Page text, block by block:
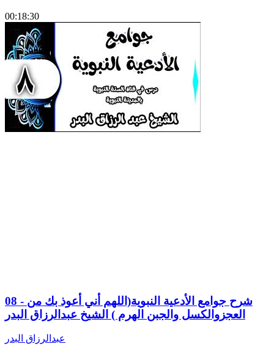
00:18:30
08 - شرح جوامع الأدعية النبوية(اللهم أني أعوذ بك من
العجزوالكسل والجبن الهرم ) الشيخ عبدالرزاق البدر
عبدالرزاق البدر